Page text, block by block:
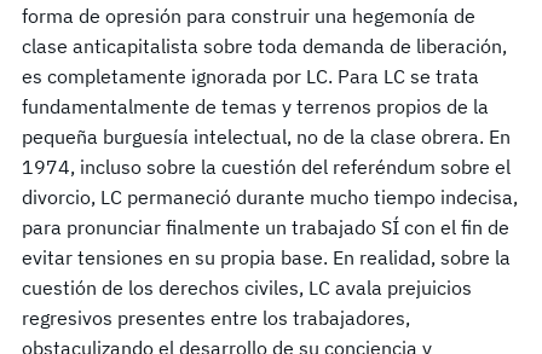
forma de opresión para construir una hegemonía de
clase anticapitalista sobre toda demanda de liberación,
es completamente ignorada por LC. Para LC se trata
fundamentalmente de temas y terrenos propios de la
pequeña burguesía intelectual, no de la clase obrera. En
1974, incluso sobre la cuestión del referéndum sobre el
divorcio, LC permaneció durante mucho tiempo indecisa,
para pronunciar finalmente un trabajado SÍ con el fin de
evitar tensiones en su propia base. En realidad, sobre la
cuestión de los derechos civiles, LC avala prejuicios
regresivos presentes entre los trabajadores,
obstaculizando el desarrollo de su conciencia y